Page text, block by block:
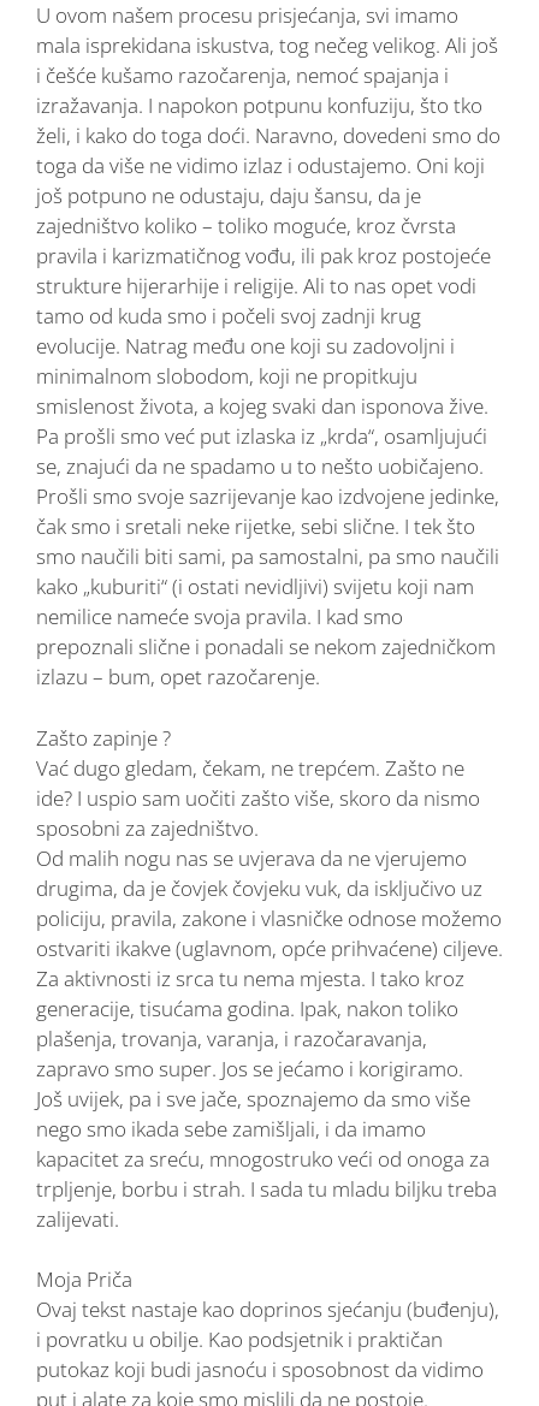
U ovom našem procesu prisjećanja, svi imamo
mala isprekidana iskustva, tog nečeg velikog. Ali još
i češće kušamo razočarenja, nemoć spajanja i
izražavanja. I napokon potpunu konfuziju, što tko
želi, i kako do toga doći. Naravno, dovedeni smo do
toga da više ne vidimo izlaz i odustajemo. Oni koji
još potpuno ne odustaju, daju šansu, da je
zajedništvo koliko – toliko moguće, kroz čvrsta
pravila i karizmatičnog vođu, ili pak kroz postojeće
strukture hijerarhije i religije. Ali to nas opet vodi
tamo od kuda smo i počeli svoj zadnji krug
evolucije. Natrag među one koji su zadovoljni i
minimalnom slobodom, koji ne propitkuju
smislenost života, a kojeg svaki dan isponova žive.
Pa prošli smo već put izlaska iz „krda“, osamljujući
se, znajući da ne spadamo u to nešto uobičajeno.
Prošli smo svoje sazrijevanje kao izdvojene jedinke,
čak smo i sretali neke rijetke, sebi slične. I tek što
smo naučili biti sami, pa samostalni, pa smo naučili
kako „kuburiti“ (i ostati nevidljivi) svijetu koji nam
nemilice nameće svoja pravila. I kad smo
prepoznali slične i ponadali se nekom zajedničkom
izlazu – bum, opet razočarenje.
Zašto zapinje ?
Vać dugo gledam, čekam, ne trepćem. Zašto ne
ide? I uspio sam uočiti zašto više, skoro da nismo
sposobni za zajedništvo.
Od malih nogu nas se uvjerava da ne vjerujemo
drugima, da je čovjek čovjeku vuk, da isključivo uz
policiju, pravila, zakone i vlasničke odnose možemo
ostvariti ikakve (uglavnom, opće prihvaćene) ciljeve.
Za aktivnosti iz srca tu nema mjesta. I tako kroz
generacije, tisućama godina. Ipak, nakon toliko
plašenja, trovanja, varanja, i razočaravanja,
zapravo smo super. Jos se jećamo i korigiramo.
Još uvijek, pa i sve jače, spoznajemo da smo više
nego smo ikada sebe zamišljali, i da imamo
kapacitet za sreću, mnogostruko veći od onoga za
trpljenje, borbu i strah. I sada tu mladu biljku treba
zalijevati.
Moja Priča
Ovaj tekst nastaje kao doprinos sjećanju (buđenju),
i povratku u obilje. Kao podsjetnik i praktičan
putokaz koji budi jasnoću i sposobnost da vidimo
put i alate za koje smo mislili da ne postoje.